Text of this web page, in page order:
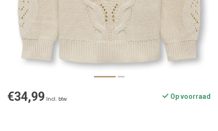
€34,99 Incl. btw Op voorraad